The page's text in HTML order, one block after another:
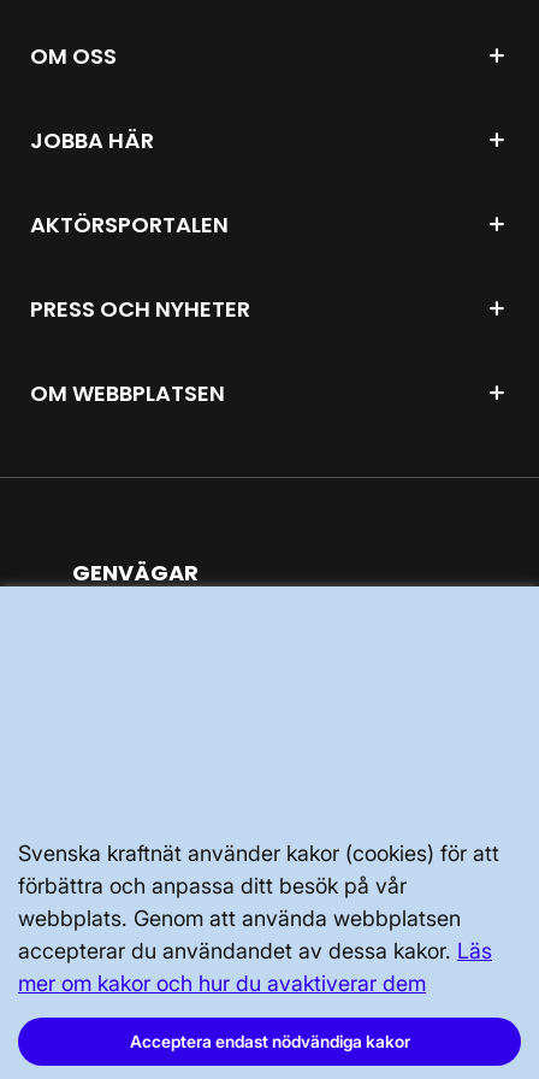
Svenska kraftnät använder kakor (cookies) för att
förbättra och anpassa ditt besök på vår
webbplats. Genom att använda webbplatsen
accepterar du användandet av dessa kakor. Läs
mer om kakor och hur du avaktiverar dem
Acceptera endast nödvändiga kakor
OM OSS
JOBBA HÄR
AKTÖRSPORTALEN
PRESS OCH NYHETER
OM WEBBPLATSEN
Svenska kraftnät, Box 1200, 172 24
Sundbyberg
Tel: 010-475 80 00
GENVÄGAR